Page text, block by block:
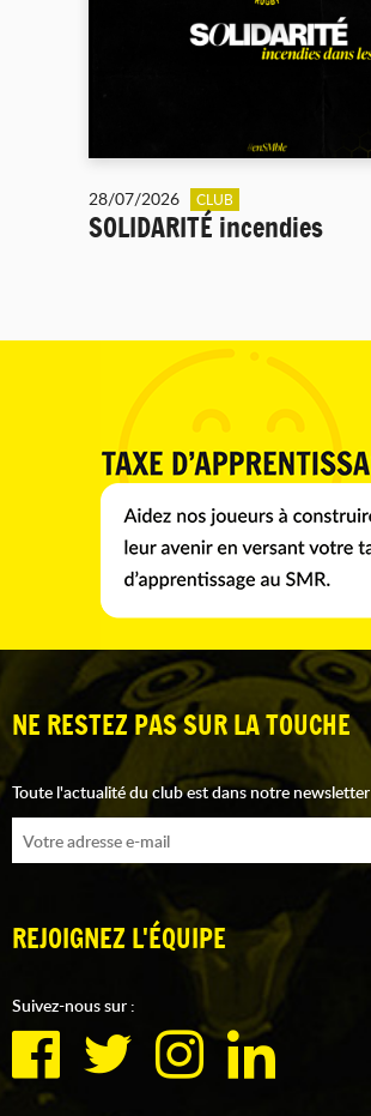
28/07/2026 CLUB
SOLIDARITÉ incendies
NE RESTEZ PAS SUR LA TOUCHE
Toute l'actualité du club est dans notre newsletter
REJOIGNEZ L'ÉQUIPE
Suivez-nous sur :